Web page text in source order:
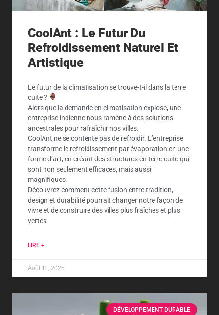
CoolAnt : Le Futur Du
Refroidissement Naturel Et
Artistique
Le futur de la climatisation se trouve-t-il dans la terre
cuite ?
Alors que la demande en climatisation explose, une
entreprise indienne nous ramène à des solutions
ancestrales pour rafraîchir nos villes.
CoolAnt ne se contente pas de refroidir. L’entreprise
transforme le refroidissement par évaporation en une
forme d’art, en créant des structures en terre cuite qui
sont non seulement efficaces, mais aussi
magnifiques.
Découvrez comment cette fusion entre tradition,
design et durabilité pourrait changer notre façon de
vivre et de construire des villes plus fraîches et plus
vertes.
LIRE +
Août 11, 2025
DÉVELOPPEMENT DURABLE